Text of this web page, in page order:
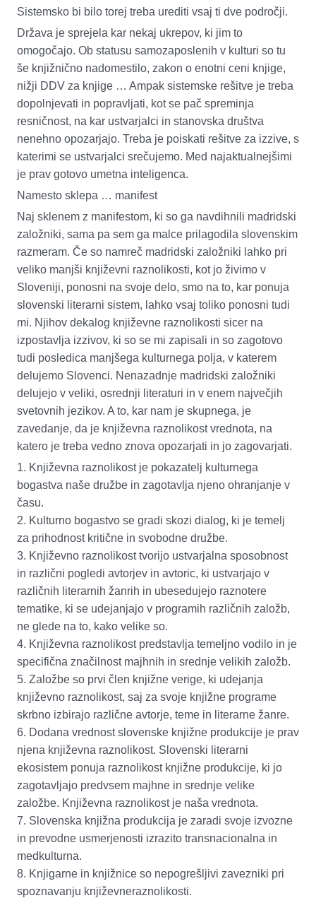
Sistemsko bi bilo torej treba urediti vsaj ti dve področji.
Država je sprejela kar nekaj ukrepov, ki jim to
omogočajo. Ob statusu samozaposlenih v kulturi so tu
še knjižnično nadomestilo, zakon o enotni ceni knjige,
nižji DDV za knjige … Ampak sistemske rešitve je treba
dopolnjevati in popravljati, kot se pač spreminja
resničnost, na kar ustvarjalci in stanovska društva
nenehno opozarjajo. Treba je poiskati rešitve za izzive, s
katerimi se ustvarjalci srečujemo. Med najaktualnejšimi
je prav gotovo umetna inteligenca.
Namesto sklepa … manifest
Naj sklenem z manifestom, ki so ga navdihnili madridski
založniki, sama pa semga malce prilagodila slovenskim
razmeram. Če so namreč madridski založniki lahko pri
veliko manjši književni raznolikosti, kot jo živimo v
Sloveniji, ponosni na svoje delo, smo na to, kar ponuja
slovenski literarni sistem, lahkovsaj toliko ponosni tudi
mi. Njihov dekalog književne raznolikosti sicer na
izpostavlja izzivov, ki so se mi zapisali in so zagotovo
tudi posledica manjšega kulturnega polja, v katerem
delujemo Slovenci. Nenazadnjemadridski založniki
delujejo v veliki, osrednji literaturi in venem največjih
svetovnih jezikov. A to, kar nam je skupnega, je
zavedanje, da je književna raznolikost vrednota, na
katero je treba vedno znova opozarjati in jo zagovarjati.
1. Književna raznolikost je pokazatelj kulturnega
bogastva naše družbe in zagotavlja njeno ohranjanje v
času.
2. Kulturno bogastvo se gradi skozi dialog, ki je temelj
za prihodnost kritične in svobodne družbe.
3. Književno raznolikost tvorijo ustvarjalna sposobnost
in različni pogledi avtorjev in avtoric, ki ustvarjajo v
različnih literarnih žanrih in ubesedujejo raznotere
tematike, ki se udejanjajo v programih različnih založb,
ne glede na to, kako velike so.
4. Književna raznolikost predstavlja temeljno vodilo in je
specifična značilnost majhnih in srednje velikih založb.
5. Založbe so prvi člen knjižne verige, ki udejanja
književno raznolikost, saj za svoje knjižne programe
skrbno izbirajo različne avtorje, teme in literarne žanre.
6. Dodana vrednost slovenske knjižne produkcije je prav
njena književna raznolikost. Slovenski literarni
ekosistem ponuja raznolikost knjižne produkcije, ki jo
zagotavljajo predvsem majhne in srednje velike
založbe. Književna raznolikost je naša vrednota.
7. Slovenska knjižna produkcija je zaradi svoje izvozne
in prevodne usmerjenosti izrazito transnacionalna in
medkulturna.
8. Knjigarne in knjižnice so nepogrešljivi zavezniki pri
spoznavanju književneraznolikosti.